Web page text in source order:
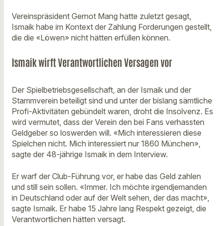
Vereinspräsident Gernot Mang hatte zuletzt gesagt,
Ismaik habe im Kontext der Zahlung Forderungen gestellt,
die die «Löwen» nicht hätten erfüllen können.
Ismaik wirft Verantwortlichen Versagen vor
Der Spielbetriebsgesellschaft, an der Ismaik und der
Stammverein beteiligt sind und unter der bislang sämtliche
Profi-Aktivitäten gebündelt waren, droht die Insolvenz. Es
wird vermutet, dass der Verein den bei Fans verhassten
Geldgeber so loswerden will. «Mich interessieren diese
Spielchen nicht. Mich interessiert nur 1860 München»,
sagte der 48-jährige Ismaik in dem Interview.
Er warf der Club-Führung vor, er habe das Geld zahlen
und still sein sollen. «Immer. Ich möchte irgendjemanden
in Deutschland oder auf der Welt sehen, der das macht»,
sagte Ismaik. Er habe 15 Jahre lang Respekt gezeigt, die
Verantwortlichen hätten versagt.